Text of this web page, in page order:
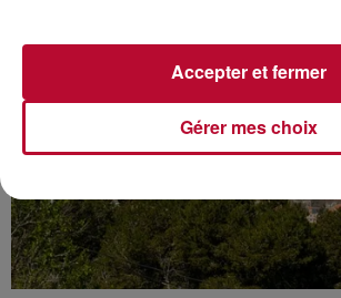
Gérer mes choix
Accepter et fermer